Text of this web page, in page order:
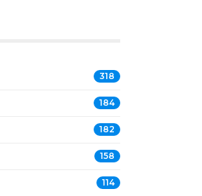
318
184
182
158
114